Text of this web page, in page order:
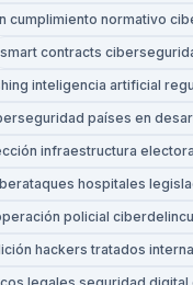
cumplimiento normativo
smart contracts
inteligencia artificial
países en
infraestructura
hospitales
policial
hackers tratados